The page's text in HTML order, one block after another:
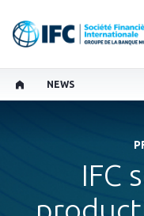
NEWS
IFC